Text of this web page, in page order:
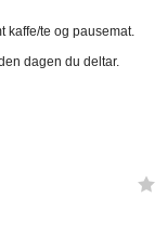
kaffe/te og pausemat.
dagen du deltar.